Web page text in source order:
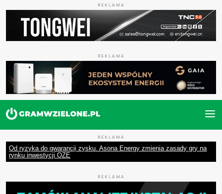
REKLAMA
REKLAMA
REKLAMA
Od ryzyka do gwarancji zysku. Asona Energy zmienia zasady gry na
rynku inwestycji OZE
REKLAMA